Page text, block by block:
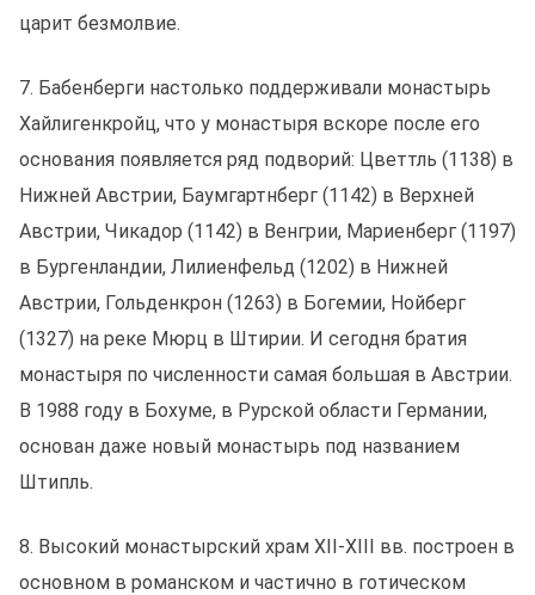
царит безмолвие.
7. Бабенберги настолько поддерживали монастырь
Хайлигенкройц, что у монастыря вскоре после его
оснoвания появляется ряд подворий: Цветтль (1138) в
Нижней Австрии, Баумгартнберг (1142) в Верхней
Австрии, Чикадор (1142) в Венгрии, Мариенберг (1197)
в Бургенландии, Лилиенфельд (1202) в Нижней
Австрии, Гольденкрон (1263) в Богемии, Нойберг
(1327) на реке Мюрц в Штирии. И сегодня братия
монастыря по численности самая большая в Австрии.
В 1988 году в Бохуме, в Рурской области Германии,
основан даже новый монастырь под названием
Штипль.
8. Высокий монастырский храм XII-XIII вв. построен в
основном в романском и частично в готическом